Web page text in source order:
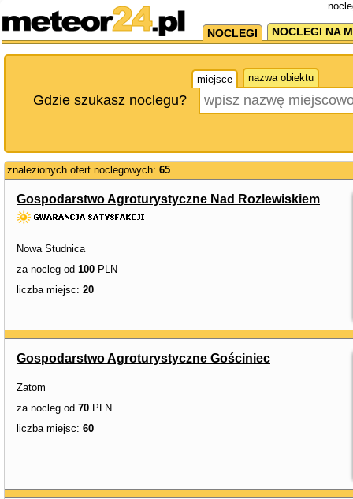
NOCLEGI NOCLEGI NA
miejsce nazwa obiektu
Gdzie szukasz noclegu?
znalezionych ofert noclegowych: 65
Gospodarstwo Agroturystyczne Nad Rozlewiskiem
Nowa Studnica
za nocleg od 100 PLN
liczba miejsc: 20
Gospodarstwo Agroturystyczne Gościniec
Zatom
za nocleg od 70 PLN
liczba miejsc: 60